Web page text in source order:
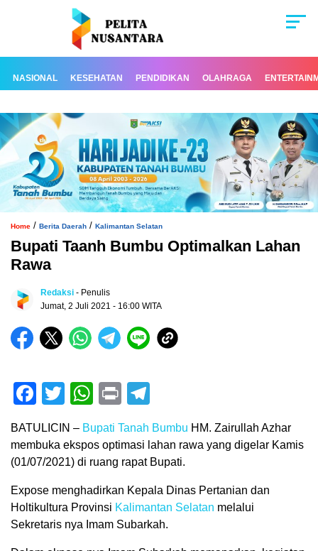
NASIONAL KESEHATAN PENDIDIKAN OLAHRAGA
Home / Berita Daerah / Kalimantan Selatan
Bupati Taanh Bumbu Optimalkan Lahan
Rawa
Redaksi - Penulis
Jumat, 2 Juli 2021 - 16:00 WITA
Facebook
TwitterWhatsApp
Print
BATULICIN – Bupati Tanah Bumbu HM. Zairullah Azhar
membuka ekspos optimasi lahan rawa yang digelar Kamis
(01/07/2021) di ruang rapat Bupati.
Expose menghadirkan Kepala Dinas Pertanian dan
Holtikultura Provinsi Kalimantan Selatan melalui
Sekretaris nya Imam Subarkah.